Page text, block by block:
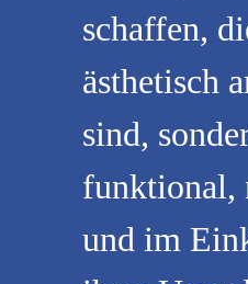
schaffen,
ästhetisch
sind,
funktional,
und im